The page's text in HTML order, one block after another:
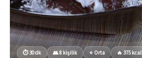
⏱ 30 dk 👥 8 kişilik ⭐ Orta 🔥 375 kcal